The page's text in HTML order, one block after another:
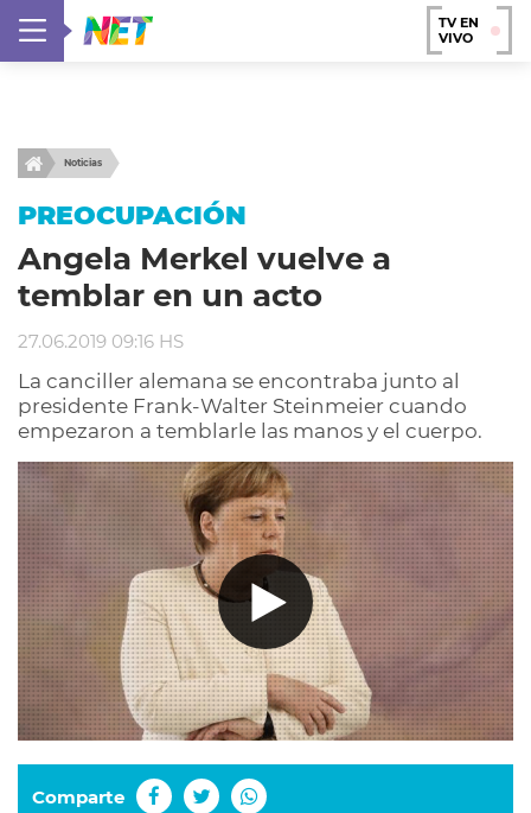
TV EN
VIVO
Noticias
PREOCUPACIÓN
Angela Merkel vuelve a
temblar en un acto
27.06.2019 09:16 HS
La canciller alemana se encontraba junto al
presidente Frank-Walter Steinmeier cuando
empezaron a temblarle las manos y el cuerpo.
Comparte